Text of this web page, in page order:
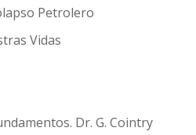
Petrolero
Vidas
Dr. G. Cointry